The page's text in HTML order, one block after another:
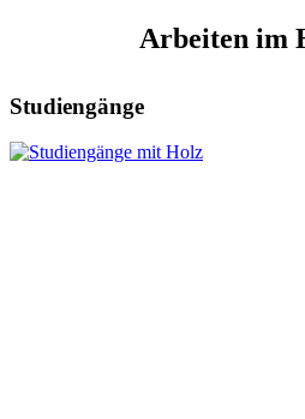
Arbeiten im
Studiengänge